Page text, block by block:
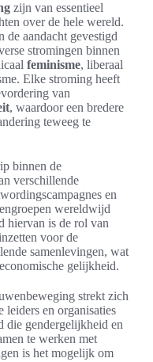
zijn van essentieel
over de hele wereld.
de aandacht gevestigd
stromingen binnen
feminisme, liberaal
Elke stroming heeft
van
, waardoor een bredere
teweeg te
binnen de
verschillende
en
wereldwijd
hiervan is de rol van
voor de
samenlevingen, wat
gelijkheid.
strekt zich
en organisaties
die gendergelijkheid en
te werken met
is het mogelijk om